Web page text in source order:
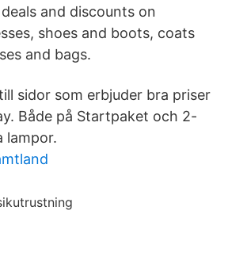
and discounts on
shoes and boots, coats
and bags.
sidor som erbjuder bra priser
Både på Startpaket och 2-
lampor.